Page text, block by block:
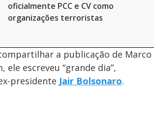
oficialmente PCC e CV como
organizações terroristas
a publicação de Marco
escreveu “grande dia”,
presidente Jair Bolsonaro.